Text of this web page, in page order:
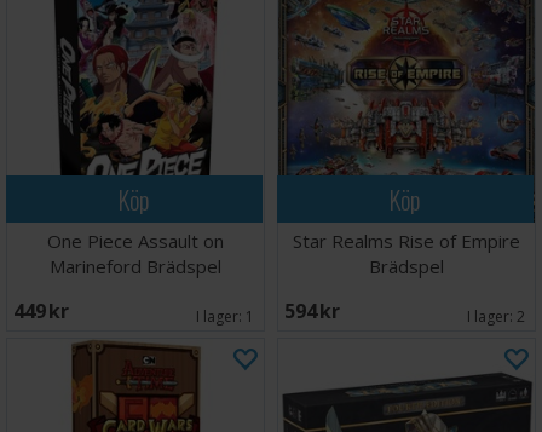
Köp
One Piece Assault on
Marineford Brädspel
449 SEK I lager: 1
Köp
Star Realms Rise of Empire
Brädspel
594 SEK I lager: 2